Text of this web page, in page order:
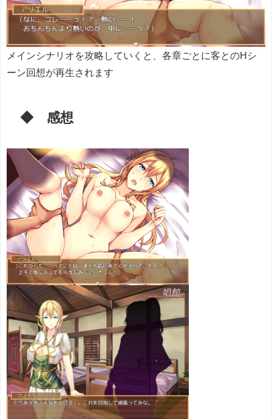
メインシナリオを攻略していくと、各章ごとに客とのHシ
ーン回想が再生されます
◆ 感想